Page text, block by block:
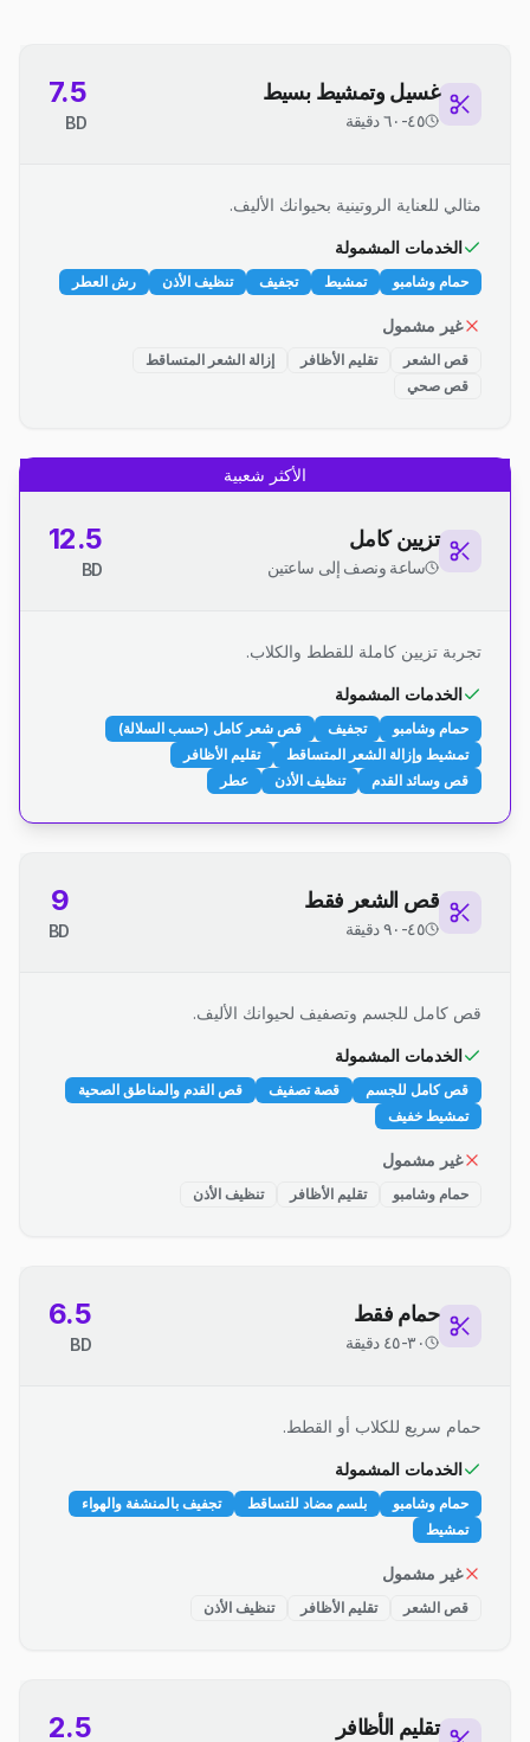
غسيل وتمشيط بسيط
٤٥-٦٠ دقيقة
7.5
BD
مثالي للعناية الروتينية بحيوانك الأليف.
الخدمات المشمولة
حمام وشامبو تمشيط تجفيف تنظيف الأذن رش العطر
غير مشمول
قص الشعر تقليم الأظافر
إزالة الشعر المتساقط
قص صحي
الأكثر شعبية
تزيين كامل
ساعة ونصف إلى ساعتين
12.5
BD
تجربة تزيين كاملة للقطط والكلاب.
الخدمات المشمولة
حمام وشامبو تجفيف
قص شعر كامل (حسب السلالة)
تمشيط وإزالة الشعر المتساقط
تقليم الأظافر
قص وسائد القدم
تنظيف الأذن عطر
قص الشعر فقط
٤٥-٩٠ دقيقة
9
BD
قص كامل للجسم وتصفيف لحيوانك الأليف.
الخدمات المشمولة
قص كامل للجسم قصة تصفيف
قص القدم والمناطق الصحية
تمشيط خفيف
غير مشمول
حمام وشامبو تقليم الأظافر تنظيف الأذن
حمام فقط
٣٠-٤٥ دقيقة
6.5
BD
حمام سريع للكلاب أو القطط.
الخدمات المشمولة
حمام وشامبو بلسم مضاد للتساقط
تجفيف بالمنشفة والهواء
تمشيط
غير مشمول
قص الشعر تقليم الأظافر تنظيف الأذن
تقليم الأظافر 2.5